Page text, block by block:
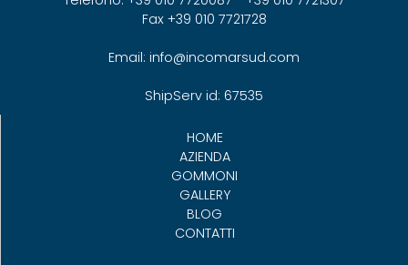
Fax +39 010 7721728
Email: info@incomarsud.com
ShipServ id: 67535
HOME
AZIENDA
GOMMONI
GALLERY
BLOG
CONTATTI